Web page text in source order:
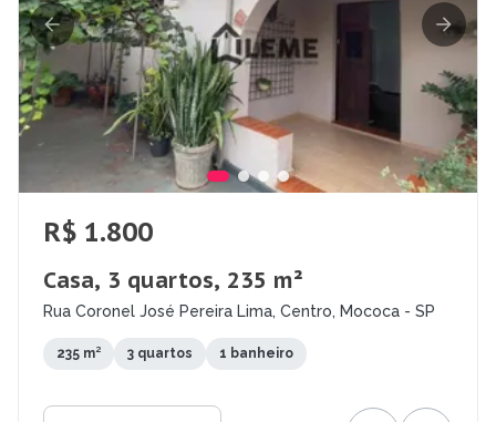
R$ 1.800
Casa, 3 quartos, 235 m²
Rua Coronel José Pereira Lima, Centro, Mococa - SP
235 m² 3 quartos 1 banheiro